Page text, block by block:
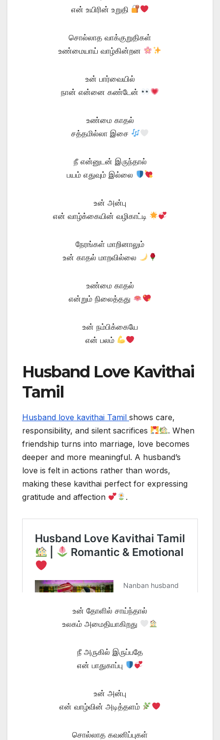
என் உயிரின் உறுதி
சொல்லாத வாக்குறுதிகள்
உண்மையாய் வாழ்கின்றன
உன் பார்வையில்
நான் என்னை கண்டேன்
உண்மை காதல்
சத்தமில்லா இசை
நீ என்னுடன் இருந்தால்
பயம் எதுவும் இல்லை
உன் அன்பு
என் வாழ்க்கையின் வழிகாட்டி
நேரங்கள் மாறினாலும்
உன் காதல் மாறவில்லை
உண்மை காதல்
என்றும் நிலைத்தது
உன் நம்பிக்கையே
என் பலம்
Husband Love Kavithai
Tamil
Husband love kavithai Tamil shows care,
responsibility, and silent sacrifices
. When
friendship turns into marriage, love becomes
deeper and more meaningful. A husband’s
love is felt in actions rather than words,
making these kavithai perfect for expressing
gratitude and affection
.
உன் தோளில் சாய்ந்தால்
உலகம் அமைதியாகிறது
நீ அருகில் இருப்பதே
என் பாதுகாப்பு
உன் அன்பு
என் வாழ்வின் அடித்தளம்
சொல்லாத கவனிப்புகள்